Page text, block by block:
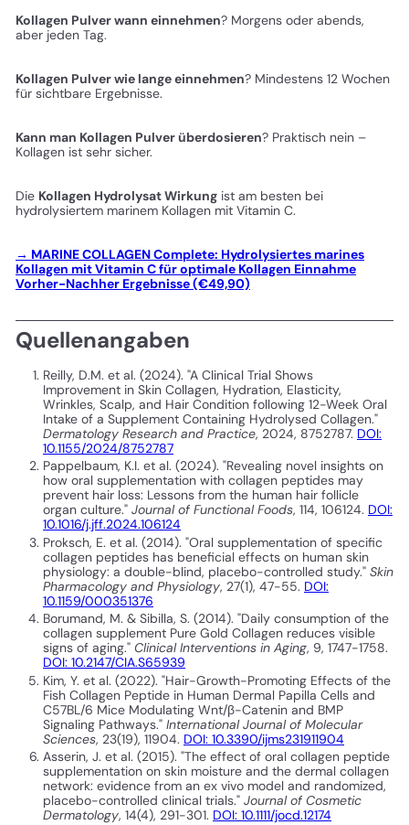
Kollagen Pulver wann einnehmen? Morgens oder abends,
aber jeden Tag.
Kollagen Pulver wie lange einnehmen? Mindestens 12 Wochen
für sichtbare Ergebnisse.
Kann man Kollagen Pulver überdosieren? Praktisch nein –
Kollagen ist sehr sicher.
Die Kollagen Hydrolysat Wirkung ist am besten bei
hydrolysiertem marinem Kollagen mit Vitamin C.
→ MARINE COLLAGEN Complete: Hydrolysiertes marines
Kollagen mit Vitamin C für optimale Kollagen Einnahme
Vorher-Nachher Ergebnisse (€49,90)
Quellenangaben
Reilly, D.M. et al. (2024). "A Clinical Trial Shows
Improvement in Skin Collagen, Hydration, Elasticity,
Wrinkles, Scalp, and Hair Condition following 12-Week Oral
Intake of a Supplement Containing Hydrolysed Collagen."
Dermatology Research and Practice, 2024, 8752787. DOI:
10.1155/2024/8752787
Pappelbaum, K.I. et al. (2024). "Revealing novel insights on
how oral supplementation with collagen peptides may
prevent hair loss: Lessons from the human hair follicle
organ culture." Journal of Functional Foods, 114, 106124. DOI:
10.1016/j.jff.2024.106124
Proksch, E. et al. (2014). "Oral supplementation of specific
collagen peptides has beneficial effects on human skin
physiology: a double-blind, placebo-controlled study." Skin
Pharmacology and Physiology, 27(1), 47-55. DOI:
10.1159/000351376
Borumand, M. & Sibilla, S. (2014). "Daily consumption of the
collagen supplement Pure Gold Collagen reduces visible
signs of aging." Clinical Interventions in Aging, 9, 1747-1758.
DOI: 10.2147/CIA.S65939
Kim, Y. et al. (2022). "Hair-Growth-Promoting Effects of the
Fish Collagen Peptide in Human Dermal Papilla Cells and
C57BL/6 Mice Modulating Wnt/β-Catenin and BMP
Signaling Pathways." International Journal of Molecular
Sciences, 23(19), 11904. DOI: 10.3390/ijms231911904
Asserin, J. et al. (2015). "The effect of oral collagen peptide
supplementation on skin moisture and the dermal collagen
network: evidence from an ex vivo model and randomized,
placebo-controlled clinical trials." Journal of Cosmetic
Dermatology, 14(4), 291-301. DOI: 10.1111/jocd.12174